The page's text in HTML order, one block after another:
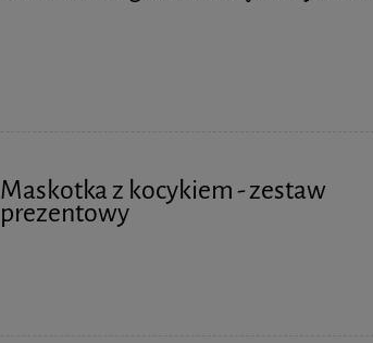
Maskotka z kocykiem - zestaw
prezentowy